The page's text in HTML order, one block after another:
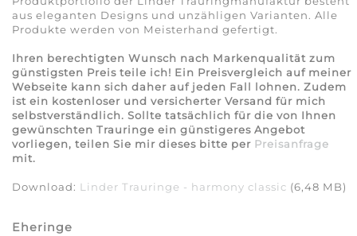
aus eleganten Designs und unzähligen Varianten. Alle
Produkte werden von Meisterhand gefertigt.
Ihren berechtigten Wunsch nach Markenqualität zum
günstigsten Preis teile ich! Ein Preisvergleich auf meiner
Webseite kann sich daher auf jeden Fall lohnen. Zudem
ist ein kostenloser und versicherter Versand für mich
selbstverständlich. Sollte tatsächlich für die von Ihnen
gewünschten Trauringe ein günstigeres Angebot
vorliegen, teilen Sie mir dieses bitte per Preisanfrage
mit.
Download: Linder Trauringe - harmony classic (6,48 MB)
Eheringe